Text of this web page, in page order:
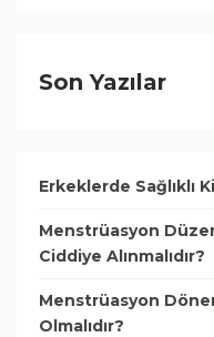
Son Yazılar
Erkeklerde Sağlıklı
Menstrüasyon
Ciddiye Alınmalıdır?
Menstrüasyon
Olmalıdır?